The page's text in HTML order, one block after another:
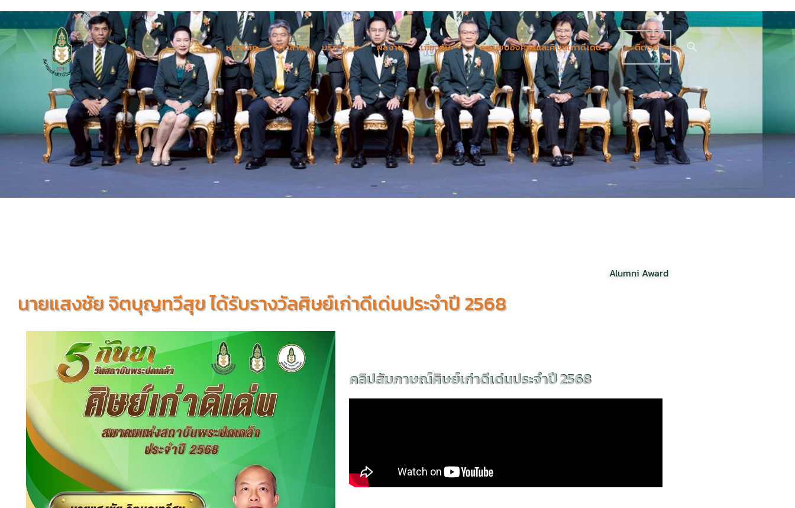
หน้าหลัก ข่าวสาร บริการ ผลงาน เกี่ยวกับ ทำเนียบองค์กรและศิษย์เก่าดีเด่น ติดต่อ
Alumni Award
นายแสงชัย จิตบุญทวีสุข ได้รับรางวัลศิษย์เก่าดีเด่นประจำปี 2568
คลิปสัมภาษณ์ศิษย์เก่าดีเด่นประจำปี 2568